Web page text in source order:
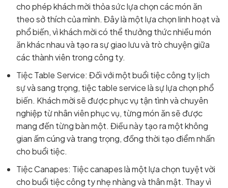
cho phép khách mời thỏa sức lựa chọn các món ăn
theo sở thích của mình. Đây là một lựa chọn linh hoạt và
phổ biến, vì khách mời có thể thưởng thức nhiều món
ăn khác nhau và tạo ra sự giao lưu và trò chuyện giữa
các thành viên trong công ty.
Tiệc Table Service: Đối với một buổi tiệc công ty lịch
sự và sang trọng, tiệc table service là sự lựa chọn phổ
biến. Khách mời sẽ được phục vụ tận tình và chuyên
nghiệp từ nhân viên phục vụ, từng món ăn sẽ được
mang đến từng bàn một. Điều này tạo ra một không
gian ấm cúng và trang trọng, đồng thời tạo điểm nhấn
cho buổi tiệc.
Tiệc Canapes: Tiệc canapes là một lựa chọn tuyệt vời
cho buổi tiệc công ty nhẹ nhàng và thân mật. Thay vì